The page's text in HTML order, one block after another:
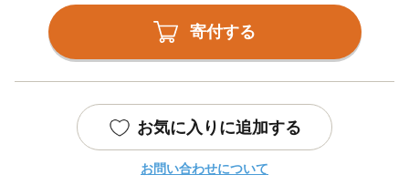
寄付する
お気に入りに追加する
お問い合わせについて